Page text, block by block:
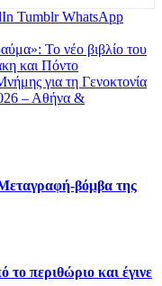
Tumblr WhatsApp
Το νέο βιβλίο του
και Πόντο
για τη Γενοκτονία
– Αθήνα &
βόμβα της
το περιθώριο και έγινε